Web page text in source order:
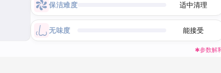
保洁难度 适中清理
无味度 能接受
✱参数解